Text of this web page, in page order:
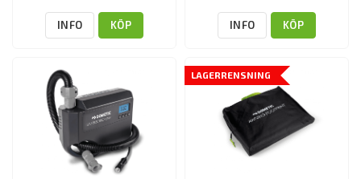
INFO KÖP INFO KÖP
LAGERRENSNING